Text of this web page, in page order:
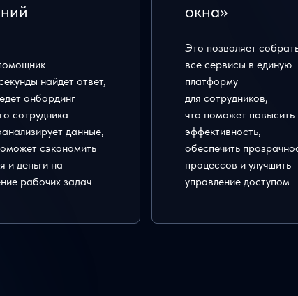
найдет ответ,
онбординг
сотрудника
данные,
сэкономить
и деньги на
рабочих задач
окна»
Это позволяет
все сервисы в единую
платформу
для сотрудников,
что поможет повысить
эффективность,
обеспечить
процессов и улучшить
управление доступом